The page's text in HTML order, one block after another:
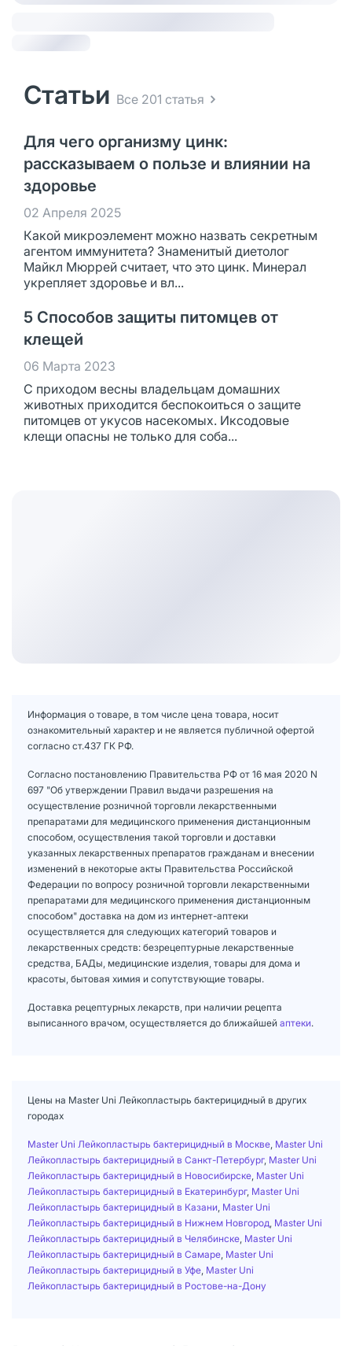
Статьи Все 201 статья
Для чего организму цинк:
рассказываем о пользе и влиянии на
здоровье
02 Апреля 2025
Какой микроэлемент можно назвать секретным
агентом иммунитета? Знаменитый диетолог
Майкл Мюррей считает, что это цинк. Минерал
укрепляет здоровье и вл...
5 Способов защиты питомцев от
клещей
06 Марта 2023
С приходом весны владельцам домашних
животных приходится беспокоиться о защите
питомцев от укусов насекомых. Иксодовые
клещи опасны не только для соба...
Информация о товаре, в том числе цена товара, носит
ознакомительный характер и не является публичной офертой
согласно ст.437 ГК РФ.
Согласно постановлению Правительства РФ от 16 мая 2020 N
697 "Об утверждении Правил выдачи разрешения на
осуществление розничной торговли лекарственными
препаратами для медицинского применения дистанционным
способом, осуществления такой торговли и доставки
указанных лекарственных препаратов гражданам и внесении
изменений в некоторые акты Правительства Российской
Федерации по вопросу розничной торговли лекарственными
препаратами для медицинского применения дистанционным
способом" доставка на дом из интернет-аптеки
осуществляется для следующих категорий товаров и
лекарственных средств: безрецептурные лекарственные
средства, БАДы, медицинские изделия, товары для дома и
красоты, бытовая химия и сопутствующие товары.
Доставка рецептурных лекарств, при наличии рецепта
выписанного врачом, осуществляется до ближайшей аптеки.
Цены на Master Uni Лейкопластырь бактерицидный в других
городах
Master Uni Лейкопластырь бактерицидный в Москве Master Uni
Лейкопластырь бактерицидный в Санкт-Петербург, Master Uni
Лейкопластырь бактерицидный в Новосибирске Master Uni
Лейкопластырь бактерицидный в Екатеринбург, Master Uni
Лейкопластырь бактерицидный в Казани Master Uni
Лейкопластырь бактерицидный в Нижнем Новгород Master Uni
Лейкопластырь бактерицидный в Челябинске Master Uni
Лейкопластырь бактерицидный в Самаре Master Uni
Лейкопластырь бактерицидный в Уфе Master Uni
Лейкопластырь бактерицидный в Ростове-на-Дону